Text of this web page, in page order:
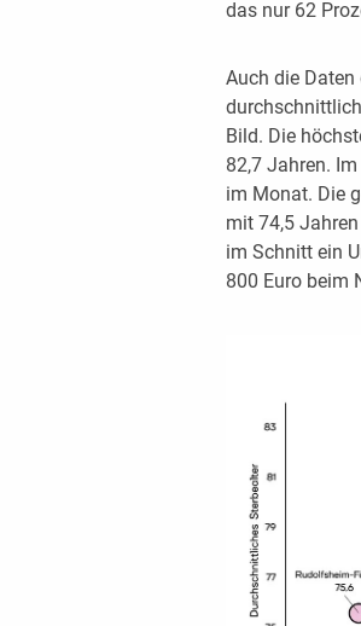
das nur 62
Auch die
Bild. Die
82,7 Jahren.
im Monat. Die
mit 74,5
im Schnitt ein
800 Euro beim